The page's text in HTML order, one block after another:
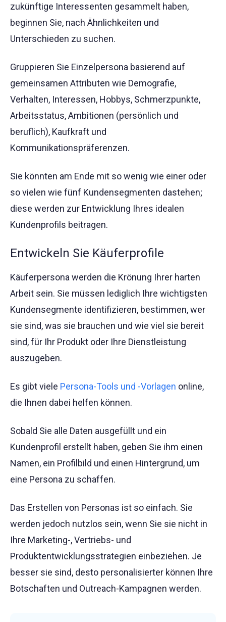
zukünftige Interessenten gesammelt haben,
beginnen Sie, nach Ähnlichkeiten und
Unterschieden zu suchen.
Gruppieren Sie Einzelpersona basierend auf
gemeinsamen Attributen wie Demografie,
Verhalten, Interessen, Hobbys, Schmerzpunkte,
Arbeitsstatus, Ambitionen (persönlich und
beruflich), Kaufkraft und
Kommunikationspräferenzen.
Sie könnten am Ende mit so wenig wie einer oder
so vielen wie fünf Kundensegmenten dastehen;
diese werden zur Entwicklung Ihres idealen
Kundenprofils beitragen.
Entwickeln Sie Käuferprofile
Käuferpersona werden die Krönung Ihrer harten
Arbeit sein. Sie müssen lediglich Ihre wichtigsten
Kundensegmente identifizieren, bestimmen, wer
sie sind, was sie brauchen und wie viel sie bereit
sind, für Ihr Produkt oder Ihre Dienstleistung
auszugeben.
Es gibt viele Persona-Tools und -Vorlagen online,
die Ihnen dabei helfen können.
Sobald Sie alle Daten ausgefüllt und ein
Kundenprofil erstellt haben, geben Sie ihm einen
Namen, ein Profilbild und einen Hintergrund, um
eine Persona zu schaffen.
Das Erstellen von Personas ist so einfach. Sie
werden jedoch nutzlos sein, wenn Sie sie nicht in
Ihre Marketing-, Vertriebs- und
Produktentwicklungsstrategien einbeziehen. Je
besser sie sind, desto personalisierter können Ihre
Botschaften und Outreach-Kampagnen werden.